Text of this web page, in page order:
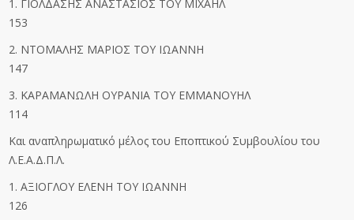
1. ΓΙΟΛΔΑΣΗΣ ΑΝΑΣΤΑΣΙΟΣ ΤΟΥ ΜΙΧΑΗΛ
153
2. ΝΤΟΜΑΛΗΣ ΜΑΡΙΟΣ ΤΟΥ ΙΩΑΝΝΗ
147
3. ΚΑΡΑΜΑΝΩΛΗ ΟΥΡΑΝΙΑ ΤΟΥ ΕΜΜΑΝΟΥΗΛ
114
Και αναπληρωματικό μέλος του Εποπτικού Συμβουλίου του
Λ.Ε.Α.Δ.Π.Λ.
1. ΑΞΙΟΓΛΟΥ ΕΛΕΝΗ ΤΟΥ ΙΩΑΝΝΗ
126